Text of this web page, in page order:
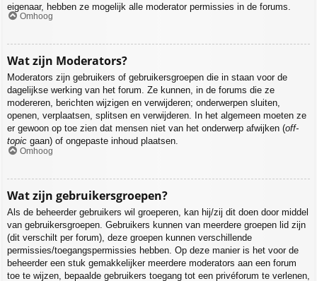
eigenaar, hebben ze mogelijk alle moderator permissies in de forums.
Omhoog
Wat zijn Moderators?
Moderators zijn gebruikers of gebruikersgroepen die in staan voor de
dagelijkse werking van het forum. Ze kunnen, in de forums die ze
modereren, berichten wijzigen en verwijderen; onderwerpen sluiten,
openen, verplaatsen, splitsen en verwijderen. In het algemeen moeten ze
er gewoon op toe zien dat mensen niet van het onderwerp afwijken (off-
topic gaan) of ongepaste inhoud plaatsen.
Omhoog
Wat zijn gebruikersgroepen?
Als de beheerder gebruikers wil groeperen, kan hij/zij dit doen door middel
van gebruikersgroepen. Gebruikers kunnen van meerdere groepen lid zijn
(dit verschilt per forum), deze groepen kunnen verschillende
permissies/toegangspermissies hebben. Op deze manier is het voor de
beheerder een stuk gemakkelijker meerdere moderators aan een forum
toe te wijzen, bepaalde gebruikers toegang tot een privéforum te verlenen,